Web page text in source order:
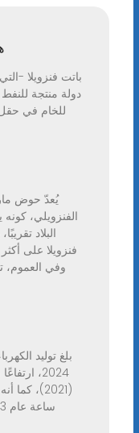
للخام في
يُعدّ حوض
الفنزويلي،
البلاد
وفي العموم،